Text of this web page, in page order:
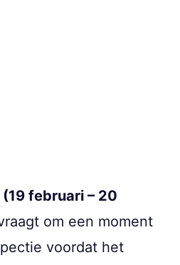
(19 februari – 20
om een moment
voordat het